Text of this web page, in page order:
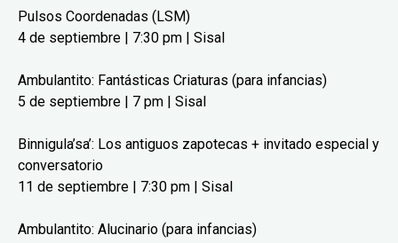
Pulsos Coordenadas (LSM)
4 de septiembre | 7:30 pm | Sisal
Ambulantito: Fantásticas Criaturas (para infancias)
5 de septiembre | 7 pm | Sisal
Binnigula’sa’: Los antiguos zapotecas + invitado especial y
conversatorio
11 de septiembre | 7:30 pm | Sisal
Ambulantito: Alucinario (para infancias)